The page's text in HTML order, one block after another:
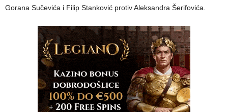
Gorana Sučevića i Filip Stanković protiv Aleksandra Šerifovića.